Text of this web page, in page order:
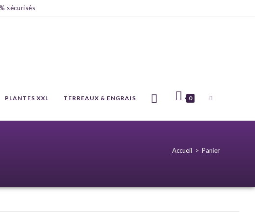
sécurisés
PLANTES XXL TERREAUX & ENGRAIS 0
Accueil > Panier